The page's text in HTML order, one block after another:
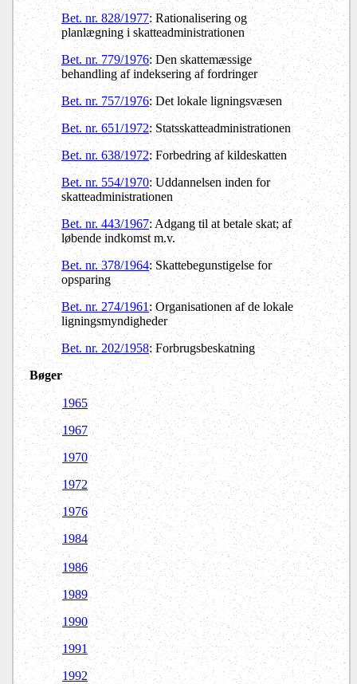
Bet. nr. 828/1977: Rationalisering og
planlægning i skatteadministrationen
Bet. nr. 779/1976: Den skattemæssige
behandling af indeksering af fordringer
Bet. nr. 757/1976: Det lokale ligningsvæsen
Bet. nr. 651/1972: Statsskatteadministrationen
Bet. nr. 638/1972: Forbedring af kildeskatten
Bet. nr. 554/1970: Uddannelsen inden for
skatteadministrationen
Bet. nr. 443/1967: Adgang til at betale skat; af
løbende indkomst m.v.
Bet. nr. 378/1964: Skattebegunstigelse for
opsparing
Bet. nr. 274/1961: Organisationen af de lokale
ligningsmyndigheder
Bet. nr. 202/1958: Forbrugsbeskatning
Bøger
1965
1967
1970
1972
1976
1984
1986
1989
1990
1991
1992